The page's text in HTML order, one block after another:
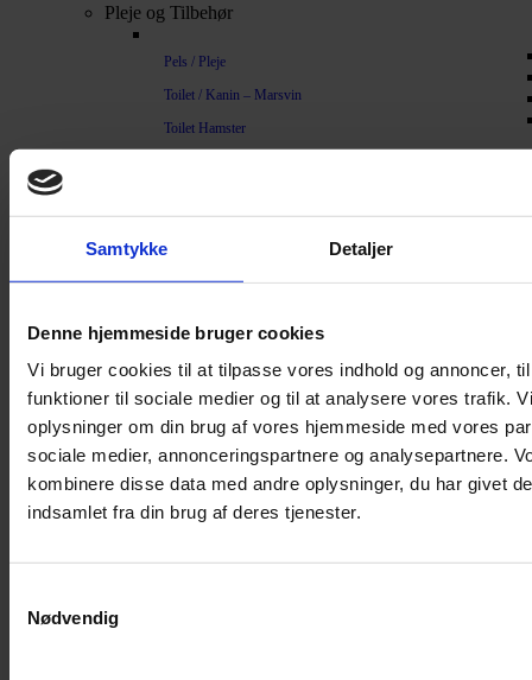
Samtykke Detaljer
Denne hjemmeside bruger cookies
Vi bruger cookies til at tilpasse vores indhold og annoncer,
funktioner til sociale medier og til at analysere vores trafik.
oplysninger om din brug af vores hjemmeside med vores
sociale medier, annonceringspartnere og analysepartnere.
kombinere disse data med andre oplysninger, du har givet
indsamlet fra din brug af deres tjenester.
Nødvendig
Pleje og Tilbehør
Pels / Pleje
Toilet / Kanin – Marsvin
Toilet Hamster
Bure
Kaninbur
Rottebur
Marsvinebur
Løbegård
Overdækning løbegård
Indretning til bure